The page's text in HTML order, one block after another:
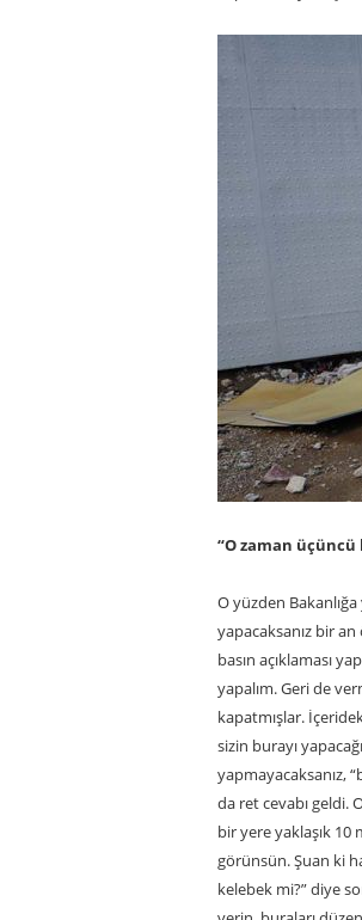
“O zaman
O yüzden
yapacaksanız bir
basın açıklaması
yapalım. Geri de
kapatmışlar.
sizin burayı
yapmayacaksanız,
da ret cevabı geldi.
bir yere yaklaşık 10
görünsün. Şuan ki
kelebek mi?” diye